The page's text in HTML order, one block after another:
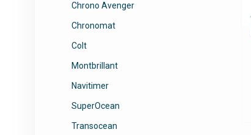
Chrono Avenger
Chronomat
Colt
Montbrillant
Navitimer
SuperOcean
Transocean